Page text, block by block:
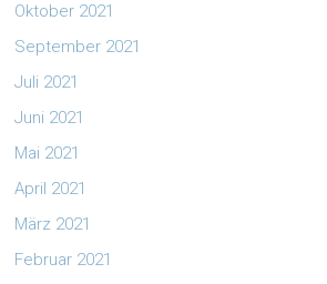
Oktober 2021
September 2021
Juli 2021
Juni 2021
Mai 2021
April 2021
März 2021
Februar 2021